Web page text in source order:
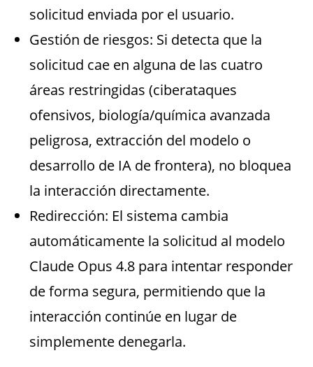
solicitud enviada por el usuario.
Gestión de riesgos: Si detecta que la
solicitud cae en alguna de las cuatro
áreas restringidas (ciberataques
ofensivos, biología/química avanzada
peligrosa, extracción del modelo o
desarrollo de IA de frontera), no bloquea
la interacción directamente.
Redirección: El sistema cambia
automáticamente la solicitud al modelo
Claude Opus 4.8 para intentar responder
de forma segura, permitiendo que la
interacción continúe en lugar de
simplemente denegarla.